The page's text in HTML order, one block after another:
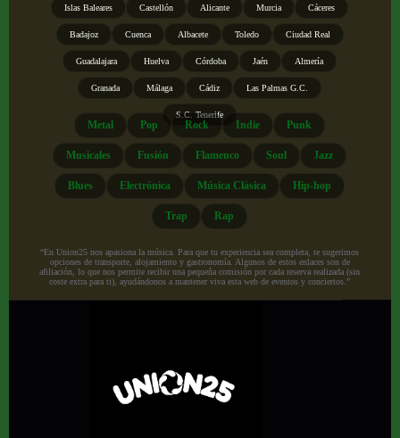
Islas Baleares Castellón Alicante Murcia Cáceres
Badajoz Cuenca Albacete Toledo Ciudad Real
Guadalajara Huelva Córdoba Jaén Almería
Granada Málaga Cádiz Las Palmas G.C.
S.C. Tenerife
Metal Pop Rock Indie Punk
Musicales Fusión Flamenco Soul Jazz
Blues Electrónica Música Clásica Hip-hop
Trap Rap
“En Union25 nos apasiona la música. Para que tu experiencia sea completa, te sugerimos
opciones de transporte, alojamiento y gastronomía. Algunos de estos enlaces son de
afiliación, lo que nos permite recibir una pequeña comisión por cada reserva realizada (sin
coste extra para ti), ayudándonos a mantener viva esta web de eventos y conciertos.”